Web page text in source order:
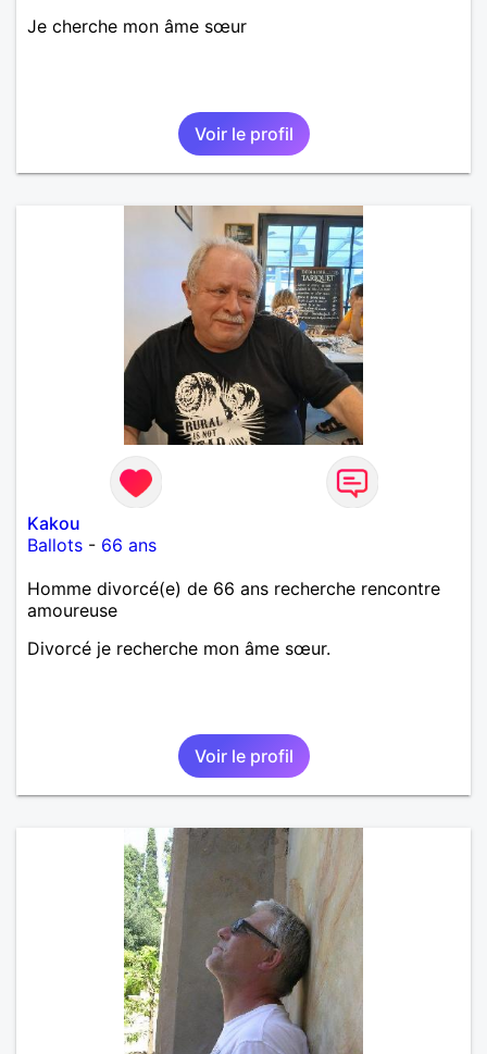
Je cherche mon âme sœur
Voir le profil
Kakou
Ballots - 66 ans
Homme divorcé(e) de 66 ans recherche rencontre
amoureuse
Divorcé je recherche mon âme sœur.
Voir le profil